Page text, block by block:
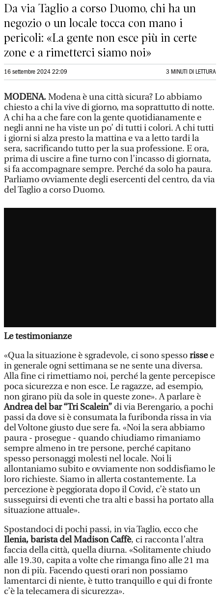
Da via Taglio a corso Duomo, chi ha un
negozio o un locale tocca con mano i
pericoli: «La gente non esce più in certe
zone e a rimetterci siamo noi»
16 settembre 2024 22:09 3 MINUTI DI LETTURA
MODENA.Modena è una città sicura? Lo abbiamo
chiesto a chi la vive di giorno, ma soprattutto di notte.
A chi ha a che fare con la gente quotidianamente e
negli anni ne ha viste un po’ di tutti i colori. A chi tutti
i giorni si alza presto la mattina e va a letto tardi la
sera, sacrificando tutto per la sua professione. E ora,
prima di uscire a fine turno con l’incasso di giornata,
si fa accompagnare sempre. Perché da solo ha paura.
Parliamo ovviamente degli esercenti del centro, da via
del Taglio a corso Duomo.
Le testimonianze
«Qua la situazione è sgradevole, ci sono spessorissee
in generale ogni settimana se ne sente una diversa.
Alla fine ci rimettiamo noi, perché la gente percepisce
poca sicurezza e non esce. Le ragazze, ad esempio,
non girano più da sole in queste zone». A parlare è
Andrea del bar “Tri Scalein” di via Berengario, a pochi
passi da dove si è consumata la furibonda rissa in via
del Voltone giusto due sere fa. «Noi la sera abbiamo
paura - prosegue - quando chiudiamo rimaniamo
sempre almeno in tre persone, perché capitano
spesso personaggi molesti nel locale. Noi li
allontaniamo subito e ovviamente non soddisfiamo le
loro richieste. Siamo in allerta costantemente. La
percezione è peggiorata dopo il Covid, c’è stato un
susseguirsi di eventi che tra alti e bassi ha portato alla
situazione attuale».
Spostandoci di pochi passi, in via Taglio, ecco che
Ilenia, barista del Madison Caffè, ci racconta l’altra
faccia della città, quella diurna. «Solitamente chiudo
alle 19.30, capita a volte che rimanga fino alle 21 ma
non di più. Facendo questi orari non possiamo
lamentarci di niente, è tutto tranquillo e qui di fronte
c’è la telecamera di sicurezza».